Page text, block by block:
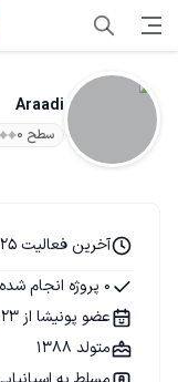
Araadi
سطح ۰
آخرین فعالیت 25 مهر 1404
0 پروژه انجام شده
عضو پونیشا از 23 مهر 1404
متولد 1388